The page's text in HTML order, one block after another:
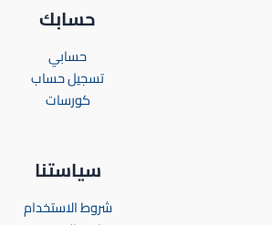
حسابك
حسابي
تسجيل حساب
كورسات
سياستنا
شروط الاستخدام